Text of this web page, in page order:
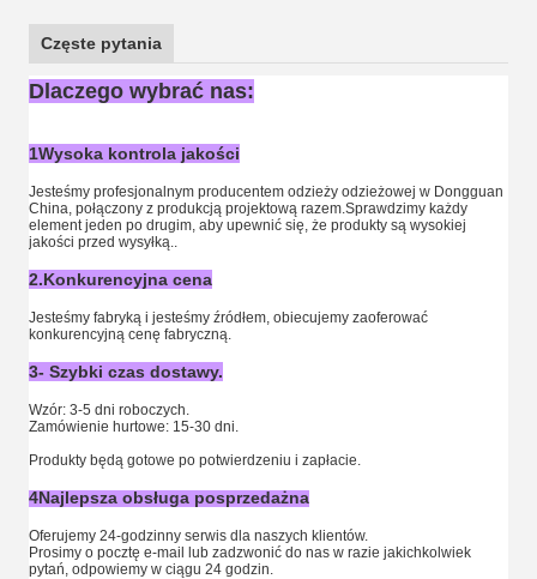
Częste pytania
Dlaczego wybrać nas:
1Wysoka kontrola jakości
Jesteśmy profesjonalnym producentem odzieży odzieżowej w Dongguan
China, połączony z produkcją projektową razem.Sprawdzimy każdy
element jeden po drugim, aby upewnić się, że produkty są wysokiej
jakości przed wysyłką..
2.Konkurencyjna cena
Jesteśmy fabryką i jesteśmy źródłem, obiecujemy zaoferować
konkurencyjną cenę fabryczną.
3- Szybki czas dostawy.
Wzór: 3-5 dni roboczych.
Zamówienie hurtowe: 15-30 dni.
Produkty będą gotowe po potwierdzeniu i zapłacie.
4Najlepsza obsługa posprzedażna
Oferujemy 24-godzinny serwis dla naszych klientów.
Prosimy o pocztę e-mail lub zadzwonić do nas w razie jakichkolwiek
pytań, odpowiemy w ciągu 24 godzin.